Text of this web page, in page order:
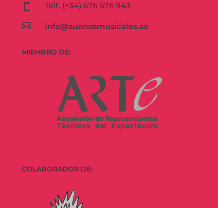
 Telf. (+34) 676 576 943
 info@suenosmusicales.es
MIEMBRO DE:
COLABORADOR DE: